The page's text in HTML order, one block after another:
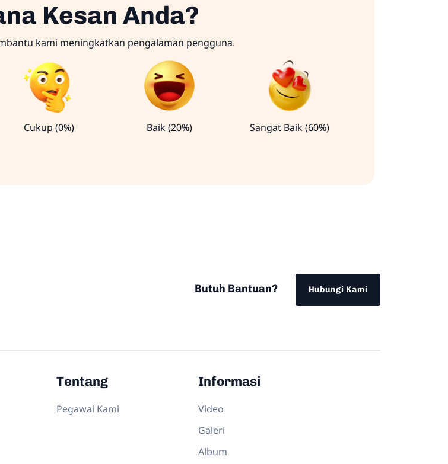
Kesan Anda?
kami meningkatkan pengalaman pengguna.
Cukup (0%) Baik (20%) Sangat Baik (60%)
Butuh Bantuan? Hubungi Kami
Tentang
Pegawai Kami
Informasi
Video
Galeri
Album